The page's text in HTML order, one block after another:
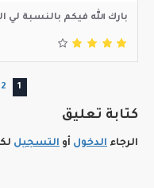
بارك الله فيكم بالنسبة لي
1
2
كتابة تعليق
الرجاء الدخول أو التسجيل